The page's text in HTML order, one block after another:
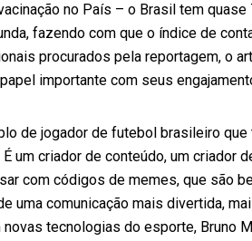
no País – o Brasil tem
fazendo com que o índice de
procurados pela reportagem, o
importante com seus
de jogador de futebol brasileiro
um criador de conteúdo, um criador
com códigos de memes, que são
uma comunicação mais divertida,
tecnologias do esporte, Bruno